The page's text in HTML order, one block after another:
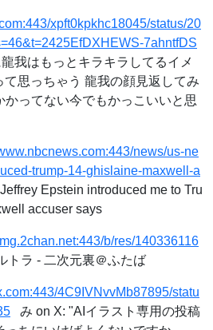
xpft0kpkhc18045/status/20
7ahntfDS
我はもっとキラキラしてるイメ
思っちゃう 龍我の顔見返してみ
かってない今でもかっこいいと思
news/us-ne
trump-14-ghislaine-maxwell-a
Epstein introduced me to Tru
accuser says
b/res/140336116
トラ - 二次元裏＠ふたば
4C9IVNvvMb87895/statu
み on X: "AIイラスト専用の投稿